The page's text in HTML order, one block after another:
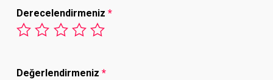
Derecelendirmeniz *
Değerlendirmeniz *